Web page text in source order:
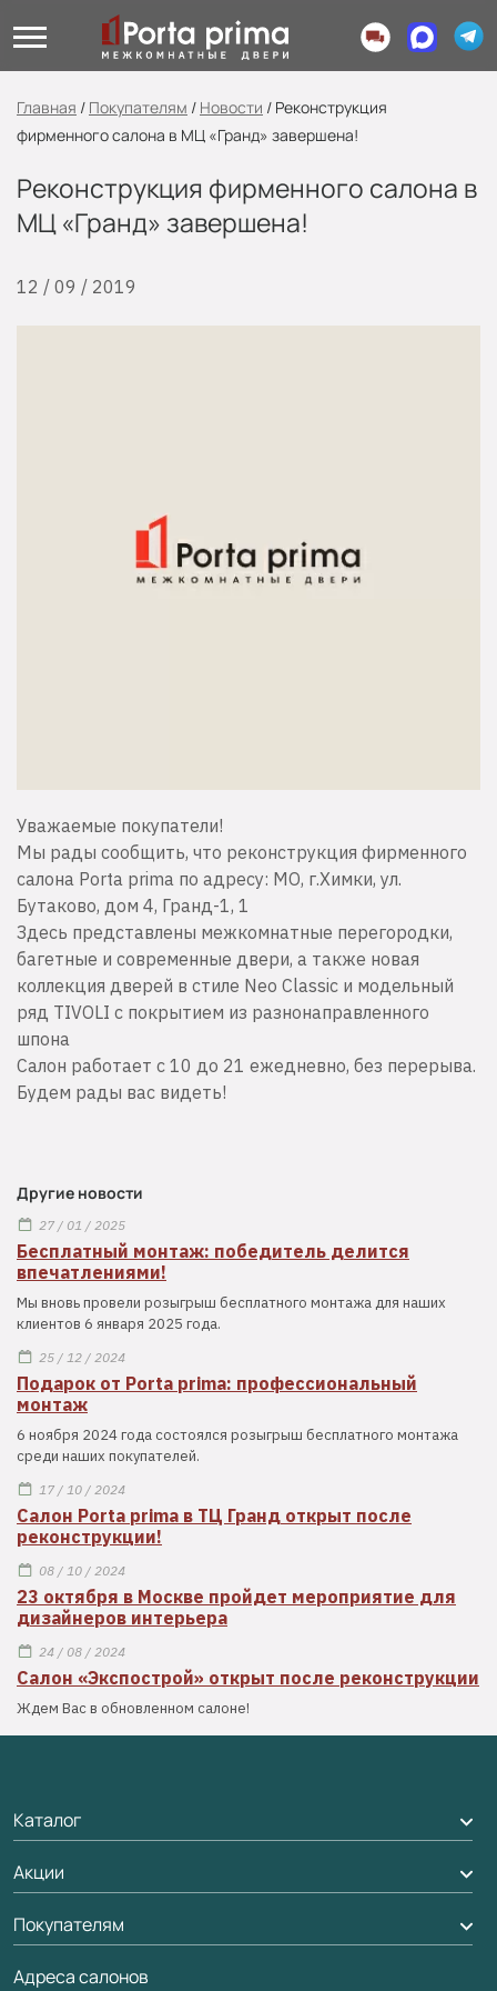
Главная / Покупателям / Новости / Реконструкция
фирменного салона в МЦ «Гранд» завершена!
Реконструкция фирменного салона в
МЦ «Гранд» завершена!
12 / 09 / 2019
Уважаемые покупатели!
Мы рады сообщить, что реконструкция фирменного
салона Porta prima по адресу: МО, г.Химки, ул.
Бутаково, дом 4, Гранд-1, 1
Здесь представлены межкомнатные перегородки,
багетные и современные двери, а также новая
коллекция дверей в стиле Neo Classic и модельный
ряд TIVOLI с покрытием из разнонаправленного
шпона
Салон работает с 10 до 21 ежедневно, без перерыва.
Будем рады вас видеть!
Другие новости
27 / 01 / 2025
Бесплатный монтаж: победитель делится
впечатлениями!
Мы вновь провели розыгрыш бесплатного монтажа для наших
клиентов 6 января 2025 года.
25 / 12 / 2024
Подарок от Porta prima: профессиональный
монтаж
6 ноября 2024 года состоялся розыгрыш бесплатного монтажа
среди наших покупателей.
17 / 10 / 2024
Салон Porta prima в ТЦ Гранд открыт после
реконструкции!
08 / 10 / 2024
23 октября в Москве пройдет мероприятие для
дизайнеров интерьера
24 / 08 / 2024
Салон «Экспострой» открыт после реконструкции
Ждем Вас в обновленном салоне!
Каталог
Межкомнатные двери
Подбор двери
Акции
Акции компании
Покупателям
Доставка
Адреса салонов